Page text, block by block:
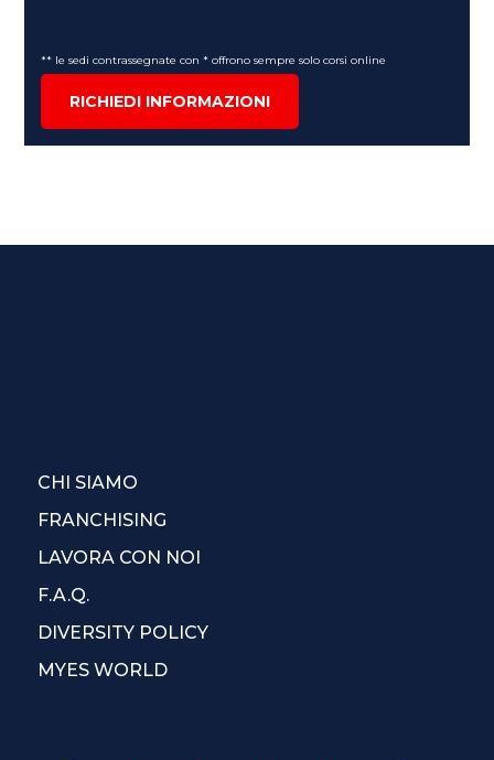
** le sedi contrassegnate con * offrono sempre solo corsi online
RICHIEDI INFORMAZIONI
CHI SIAMO
FRANCHISING
LAVORA CON NOI
F.A.Q.
DIVERSITY POLICY
MYES WORLD